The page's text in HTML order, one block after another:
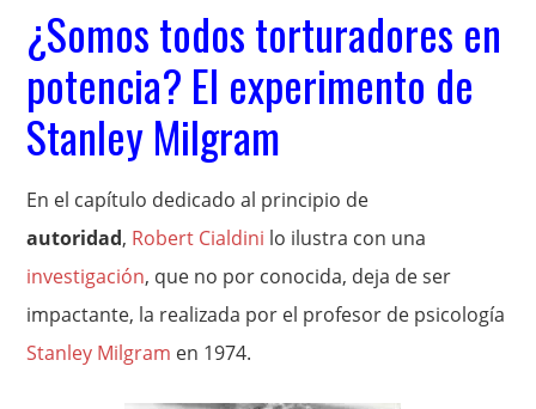
¿Somos todos torturadores en
potencia? El experimento de
Stanley Milgram
En el capítulo dedicado al principio de
autoridad, Robert Cialdini lo ilustra con una
investigación, que no por conocida, deja de ser
impactante, la realizada por el profesor de psicología
Stanley Milgram en 1974.